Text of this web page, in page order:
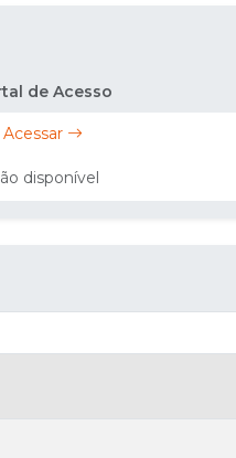
de Acesso
Acessar
disponível